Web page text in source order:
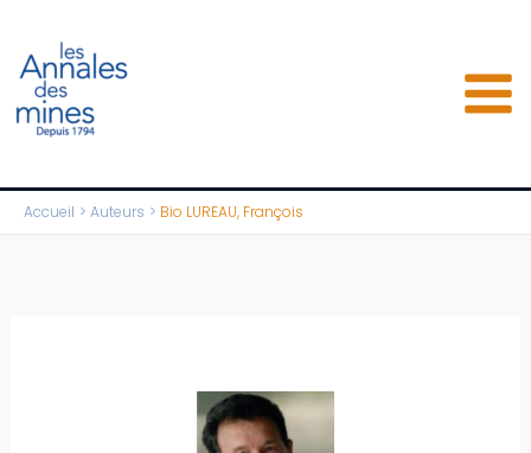
contenu
Accueil Auteurs Bio LUREAU, François